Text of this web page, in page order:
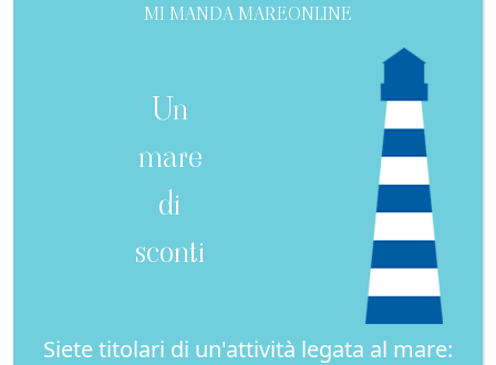
MI MANDA MAREONLINE
Un
mare
di
sconti
Siete titolari di un'attività legata al mare: